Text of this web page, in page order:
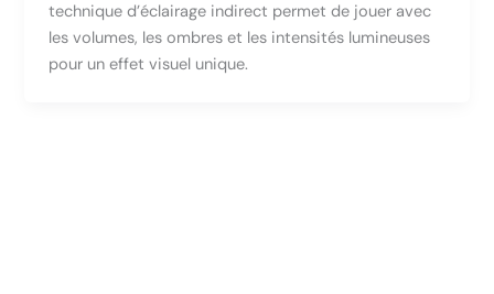
technique d’éclairage indirect permet de jouer avec
les volumes, les ombres et les intensités lumineuses
pour un effet visuel unique.